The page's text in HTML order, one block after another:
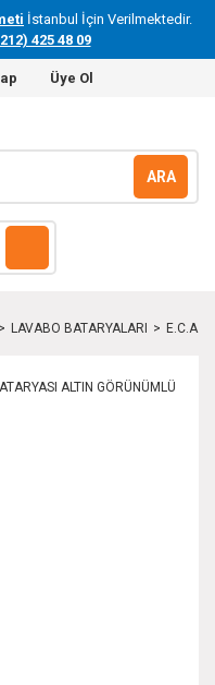
İstanbul İçin Verilmektedir.
425 48 09
Üye Ol
ARA
LAVABO BATARYALARI E.C.A. |